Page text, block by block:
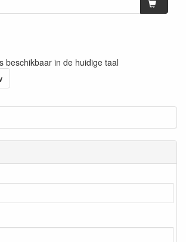
beschikbaar in de huidige taal